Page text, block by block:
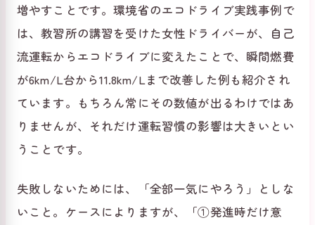
増やすことです。環境省のエコドライブ実践事例で
は、教習所の講習を受けた女性ドライバーが、自己
流運転からエコドライブに変えたことで、瞬間燃費
が6km/L台から11.8km/Lまで改善した例も紹介され
ています。もちろん常にその数値が出るわけではあ
りませんが、それだけ運転習慣の影響は大きいとい
うことです。
失敗しないためには、「全部一気にやろう」としな
いこと。ケースによりますが、「①発進時だけ意